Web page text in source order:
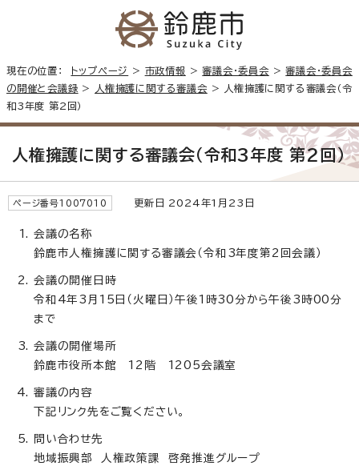
現在の位置： トップページ > 市政情報 >審議会・委員会 >審議会・委員会
の開催と会議録 > 人権擁護に関する審議会 > 人権擁護に関する審議会（令
和3年度 第2回）
人権擁護に関する審議会（令和3年度 第2回）
ページ番号1007010 更新日 2024年1月23日
会議の名称
鈴鹿市人権擁護に関する審議会（令和3年度第2回会議）
会議の開催日時
令和4年3月15日（火曜日）午後1時30分から午後3時00分
まで
会議の開催場所
鈴鹿市役所本館 12階 1205会議室
審議の内容
下記リンク先をご覧ください。
問い合わせ先
地域振興部 人権政策課 啓発推進グループ